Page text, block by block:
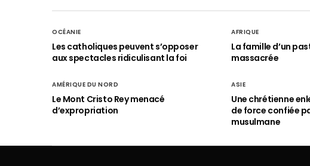
OCÉANIE
Les catholiques peuvent s’opposer
aux spectacles ridiculisant la foi
AFRIQUE
La famille d’un
massacrée
AMÉRIQUE DU NORD
Le Mont Cristo Rey menacé
d’expropriation
ASIE
Une chrétienne
de force confiée
musulmane